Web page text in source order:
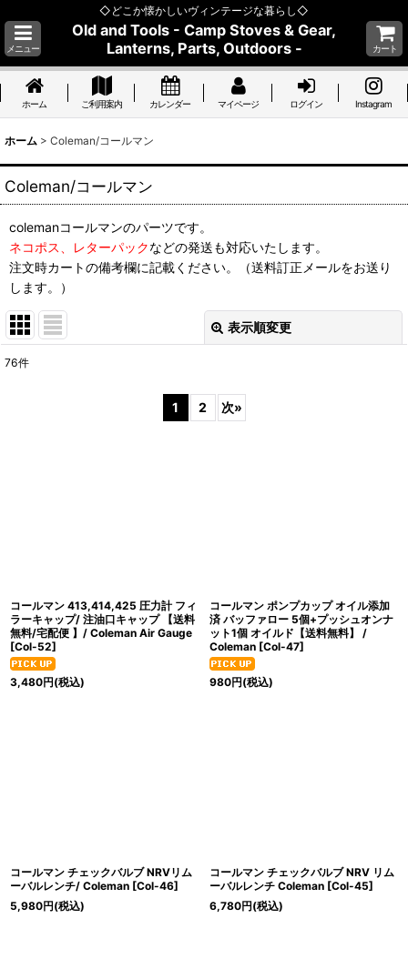
◇どこか懐かしいヴィンテージな暮らし◇
メニュー
Old and Tools - Camp Stoves & Gear,
Lanterns, Parts, Outdoors -
カート
ホーム ご利用案内 カレンダー マイページ ログイン Instagram
ホーム > Coleman/コールマン
Coleman/コールマン
colemanコールマンのパーツです。
ネコポス、レターパックなどの発送も対応いたします。
注文時カートの備考欄に記載ください。（送料訂正メールをお送り
します。）
表示順変更
76件
1 2 次»
コールマン 413,414,425 圧力計 フィ
ラーキャップ/ 注油口キャップ 【送料
無料/宅配便 】/ Coleman Air Gauge
[Col-52]
3,480円(税込)
コールマン ポンプカップ オイル添加
済 バッファロー 5個+プッシュオンナ
ット1個 オイルド【送料無料】 /
Coleman [Col-47]
980円(税込)
コールマン チェックバルブ NRVリム
ーバルレンチ/ Coleman [Col-46]
5,980円(税込)
コールマン チェックバルブ NRV リム
ーバルレンチ Coleman [Col-45]
6,780円(税込)